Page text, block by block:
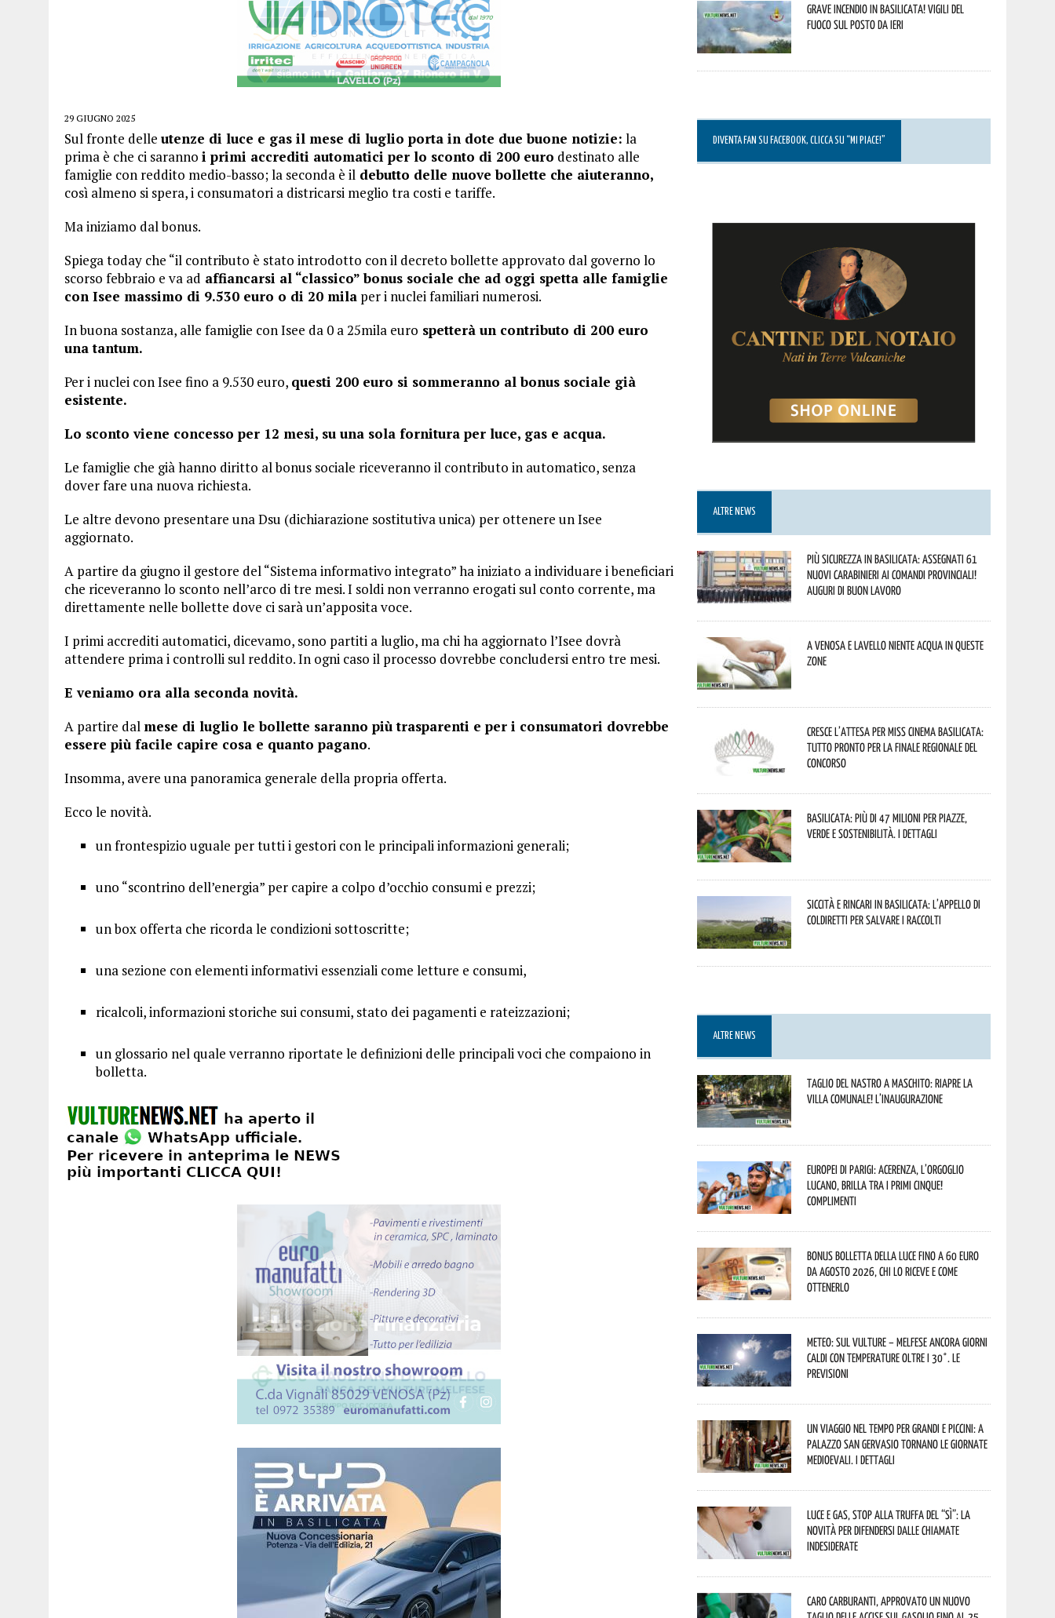
29 GIUGNO 2025
Sul fronte delle utenze di luce e gas il mese di luglio porta in dote due buone notizie: la
prima è che ci saranno i primi accrediti automatici per lo sconto di 200 euro destinato alle
famiglie con reddito medio-basso; la seconda è il debutto delle nuove bollette che aiuteranno,
così almeno si spera, i consumatori a districarsi meglio tra costi e tariffe.
Ma iniziamo dal bonus.
Spiega today che “il contributo è stato introdotto con il decreto bollette approvato dal governo lo
scorso febbraio e va ad affiancarsi al “classico” bonus sociale che ad oggi spetta alle famiglie
con Isee massimo di 9.530 euro o di 20 mila per i nuclei familiari numerosi.
In buona sostanza, alle famiglie con Isee da 0 a 25mila euro spetterà un contributo di 200 euro
una tantum.
Per i nuclei con Isee fino a 9.530 euro, questi 200 euro si sommeranno al bonus sociale già
esistente.
Lo sconto viene concesso per 12 mesi, su una sola fornitura per luce, gas e acqua.
Le famiglie che già hanno diritto al bonus sociale riceveranno il contributo in automatico, senza
dover fare una nuova richiesta.
Le altre devono presentare una Dsu (dichiarazione sostitutiva unica) per ottenere un Isee
aggiornato.
A partire da giugno il gestore del “Sistema informativo integrato” ha iniziato a individuare i beneficiari
che riceveranno lo sconto nell’arco di tre mesi. I soldi non verranno erogati sul conto corrente, ma
direttamente nelle bollette dove ci sarà un’apposita voce.
I primi accrediti automatici, dicevamo, sono partiti a luglio, ma chi ha aggiornato l’Isee dovrà
attendere prima i controlli sul reddito. In ogni caso il processo dovrebbe concludersi entro tre mesi.
E veniamo ora alla seconda novità.
A partire dal mese di luglio le bollette saranno più trasparenti e per i consumatori dovrebbe
essere più facile capire cosa e quanto pagano.
Insomma, avere una panoramica generale della propria offerta.
Ecco le novità.
un frontespizio uguale per tutti i gestori con le principali informazioni generali;
uno “scontrino dell’energia” per capire a colpo d’occhio consumi e prezzi;
un box offerta che ricorda le condizioni sottoscritte;
una sezione con elementi informativi essenziali come letture e consumi,
ricalcoli, informazioni storiche sui consumi, stato dei pagamenti e rateizzazioni;
un glossario nel quale verranno riportate le definizioni delle principali voci che compaiono in
bolletta.
Grave incendio in Basilicata! Vigili del
fuoco sul posto da ieri
DIVENTA FAN SU FACEBOOK, CLICCA SU “MI PIACE!”
ALTRE NEWS
Più sicurezza in Basilicata: assegnati 61
nuovi Carabinieri ai Comandi provinciali!
Auguri di buon lavoro
A Venosa e Lavello niente acqua in queste
zone
Cresce l’attesa per Miss Cinema Basilicata:
tutto pronto per la finale regionale del
concorso
Basilicata: più di 47 milioni per piazze,
verde e sostenibilità. I dettagli
Siccità e rincari in Basilicata: l’appello di
Coldiretti per salvare i raccolti
ALTRE NEWS
Taglio del nastro a Maschito: riapre la
Villa Comunale! L’inaugurazione
Europei di Parigi: Acerenza, l’orgoglio
lucano, brilla tra i primi cinque!
Complimenti
Bonus bolletta della luce fino a 60 euro
da agosto 2026, chi lo riceve e come
ottenerlo
Meteo: sul Vulture – melfese ancora giorni
caldi con temperature oltre i 30°. Le
previsioni
Un viaggio nel tempo per grandi e piccini: a
Palazzo San Gervasio tornano le Giornate
Medioevali. I dettagli
Luce e gas, stop alla truffa del “Sì”: la
novità per difendersi dalle chiamate
indesiderate
Caro carburanti, approvato un nuovo